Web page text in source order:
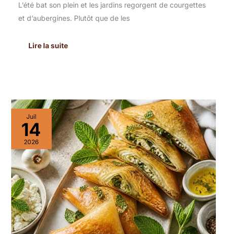
L’été bat son plein et les jardins regorgent de courgettes
et d’aubergines. Plutôt que de les
Lire la suite
Juil
14
2026
Brick
à
la
courgette,
feta
et
menthe
:
une
recette
croustillante
et
parfumée